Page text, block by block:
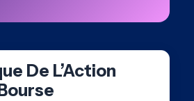
De L’Action